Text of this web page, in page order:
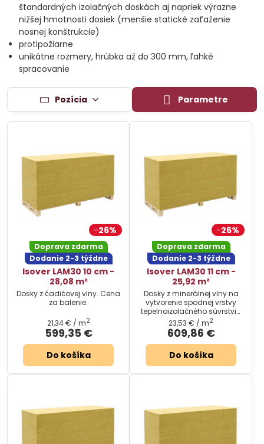
štandardných izolačných doskách aj napriek výrazne
nižšej hmotnosti dosiek (menšie statické zaťaženie
nosnej konštrukcie)
protipožiarne
unikátne rozmery, hrúbka až do 300 mm, ľahké
spracovanie
Pozícia Parametre
26%
Doprava zdarma
Dodanie 2-3 týždne
Isover LAM30 10 cm -
28,08 m²
Dosky z čadičovej vlny. Cena
za balenie.
599,35 €
21,34 € / m2
Do košíka
26%
Doprava zdarma
Dodanie 2-3 týždne
Isover LAM30 11 cm -
25,92 m²
Dosky z minerálnej vlny na
vytvorenie spodnej vrstvy
tepelnoizolačného súvrstvia
plochých striech.
609,86 €
23,53 € / m2
Do košíka